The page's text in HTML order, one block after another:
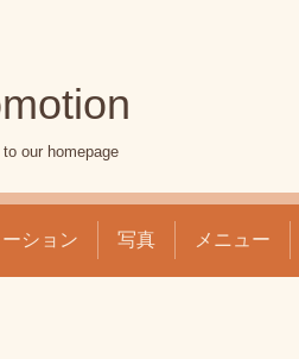
our homepage
ション 写真 メニュー